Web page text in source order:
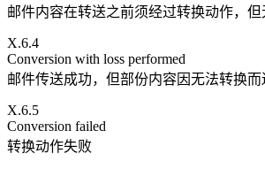
邮件内容在转送之前须经过转换动作，
X.6.4
Conversion with loss performed
邮件传送成功，但部份内容因无法转换而
X.6.5
Conversion failed
转换动作失败